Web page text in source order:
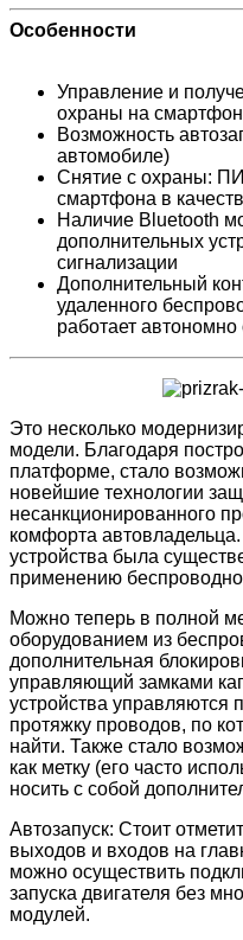
Особенности
Управление и
охраны на
Возможность
автомобиле)
Снятие с охраны:
смартфона в
Наличие Bluetooth
дополнительных
сигнализации
Дополнительный
удаленного
работает автономно
Это несколько
модели. Благодаря
платформе, стало
новейшие технологии
несанкционированного
комфорта
устройства была
применению
Можно теперь в полной
оборудованием из
дополнительная
управляющий замками
устройства управляются
протяжку проводов, по
найти. Также стало
как метку (его часто
носить с собой
Автозапуск: Стоит
выходов и входов на
можно осуществить
запуска двигателя без
модулей.